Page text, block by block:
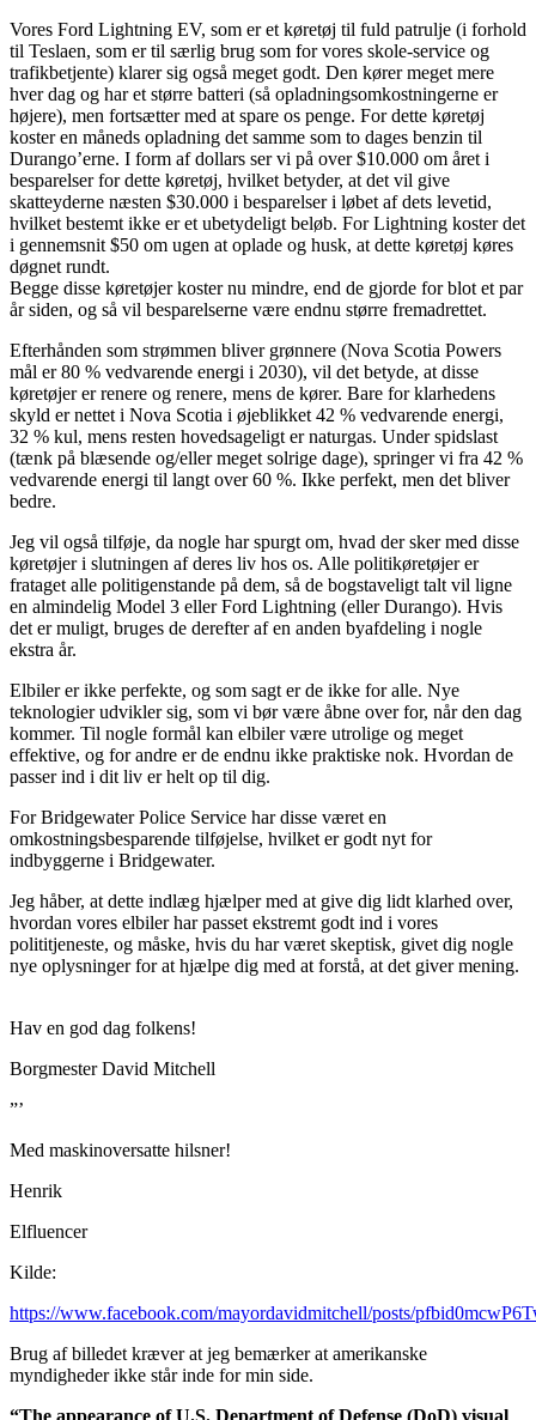
Vores Ford Lightning EV, som er et køretøj til fuld patrulje (i forhold
til Teslaen, som er til særlig brug som for vores skole-service og
trafikbetjente) klarer sig også meget godt. Den kører meget mere
hver dag og har et større batteri (så opladningsomkostningerne er
højere), men fortsætter med at spare os penge. For dette køretøj
koster en måneds opladning det samme som to dages benzin til
Durango’erne. I form af dollars ser vi på over $10.000 om året i
besparelser for dette køretøj, hvilket betyder, at det vil give
skatteyderne næsten $30.000 i besparelser i løbet af dets levetid,
hvilket bestemt ikke er et ubetydeligt beløb. For Lightning koster det
i gennemsnit $50 om ugen at oplade og husk, at dette køretøj køres
døgnet rundt.
Begge disse køretøjer koster nu mindre, end de gjorde for blot et par
år siden, og så vil besparelserne være endnu større fremadrettet.
Efterhånden som strømmen bliver grønnere (Nova Scotia Powers
mål er 80 % vedvarende energi i 2030), vil det betyde, at disse
køretøjer er renere og renere, mens de kører. Bare for klarhedens
skyld er nettet i Nova Scotia i øjeblikket 42 % vedvarende energi,
32 % kul, mens resten hovedsageligt er naturgas. Under spidslast
(tænk på blæsende og/eller meget solrige dage), springer vi fra 42 %
vedvarende energi til langt over 60 %. Ikke perfekt, men det bliver
bedre.
Jeg vil også tilføje, da nogle har spurgt om, hvad der sker med disse
køretøjer i slutningen af ​​deres liv hos os. Alle politikøretøjer er
frataget alle politigenstande på dem, så de bogstaveligt talt vil ligne
en almindelig Model 3 eller Ford Lightning (eller Durango). Hvis
det er muligt, bruges de derefter af en anden byafdeling i nogle
ekstra år.
Elbiler er ikke perfekte, og som sagt er de ikke for alle. Nye
teknologier udvikler sig, som vi bør være åbne over for, når den dag
kommer. Til nogle formål kan elbiler være utrolige og meget
effektive, og for andre er de endnu ikke praktiske nok. Hvordan de
passer ind i dit liv er helt op til dig.
For Bridgewater Police Service har disse været en
omkostningsbesparende tilføjelse, hvilket er godt nyt for
indbyggerne i Bridgewater.
Jeg håber, at dette indlæg hjælper med at give dig lidt klarhed over,
hvordan vores elbiler har passet ekstremt godt ind i vores
polititjeneste, og måske, hvis du har været skeptisk, givet dig nogle
nye oplysninger for at hjælpe dig med at forstå, at det giver mening.
Hav en god dag folkens!
Borgmester David Mitchell
”’
Med maskinoversatte hilsner!
Henrik
Elfluencer
Kilde:
https://www.facebook.com/mayordavidmitchell/posts/
Brug af billedet kræver at jeg bemærker at amerikanske
myndigheder ikke står inde for min side.
“The appearance of U.S. Department of Defense (DoD) visual